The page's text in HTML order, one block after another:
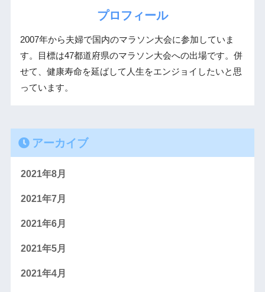
プロフィール
2007年から夫婦で国内のマラソン大会に参加していま
す。目標は47都道府県のマラソン大会への出場です。併
せて、健康寿命を延ばして人生をエンジョイしたいと思
っています。
アーカイブ
2021年8月
2021年7月
2021年6月
2021年5月
2021年4月